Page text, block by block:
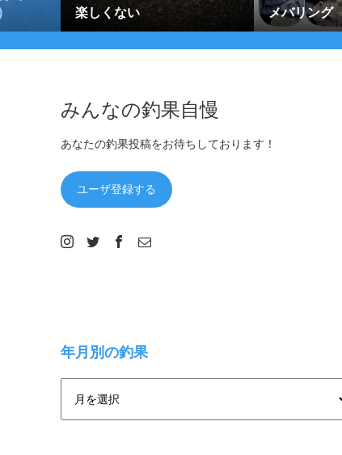
楽しくない メバリング
みんなの釣果自慢
あなたの釣果投稿をお待ちしております！
ユーザ登録する
年月別の釣果